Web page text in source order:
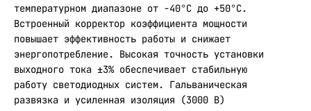
температурном диапазоне от -40°С до +50°С.
Встроенный корректор коэффициента мощности
повышает эффективность работы и снижает
энергопотребление. Высокая точность установки
выходного тока ±3% обеспечивает стабильную
работу светодиодных систем. Гальваническая
развязка и усиленная изоляция (3000 В)